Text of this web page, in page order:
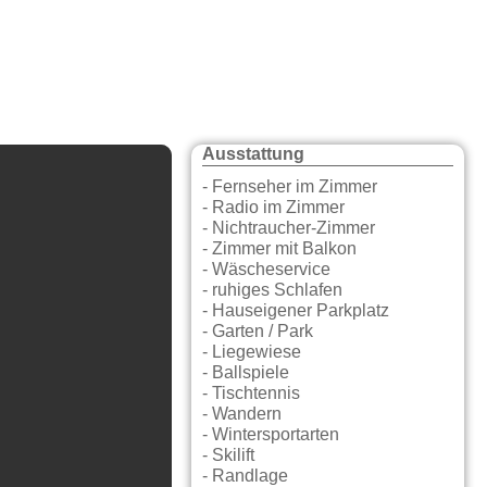
Ausstattung
- Fernseher im Zimmer
- Radio im Zimmer
- Nichtraucher-Zimmer
- Zimmer mit Balkon
- Wäscheservice
- ruhiges Schlafen
- Hauseigener Parkplatz
- Garten / Park
- Liegewiese
- Ballspiele
- Tischtennis
- Wandern
- Wintersportarten
- Skilift
- Randlage